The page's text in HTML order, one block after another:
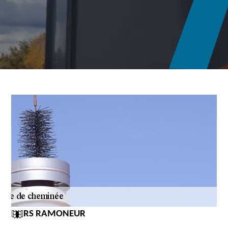
RS RAMONEUR